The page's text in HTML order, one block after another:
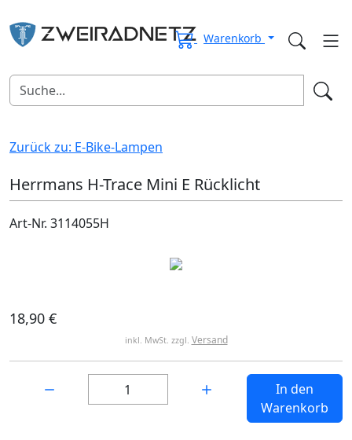
Warenkorb
Zurück zu: E-Bike-Lampen
Herrmans H-Trace Mini E Rücklicht
Art-Nr. 3114055H
18,90 €
inkl. MwSt. zzgl. Versand
In den
Warenkorb